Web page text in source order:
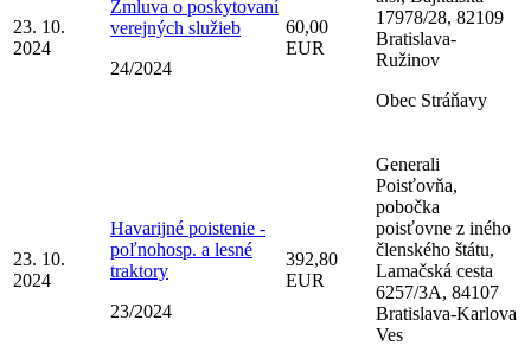
23. 10.
2024
Zmluva o poskytovaní
verejných služieb
24/2024
60,00
EUR
17978/28, 82109
Bratislava-
Ružinov
Obec Stráňavy
23. 10.
2024
Havarijné poistenie -
poľnohosp. a lesné
traktory
23/2024
392,80
EUR
Generali
Poisťovňa,
pobočka
poisťovne z iného
členského štátu,
Lamačská cesta
6257/3A, 84107
Bratislava-Karlova
Ves